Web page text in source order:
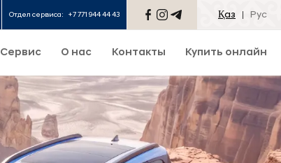
Отдел сервиса: +7 771 944 44 43 Қаз Рус
Сервис О нас Контакты Купить онлайн